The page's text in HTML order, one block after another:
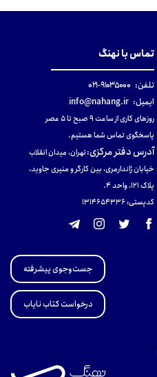
تماس با نهنگ
تلفن: ۹۱۰۳۵۰۰۰-۰۲۱
ایمیل: info@nahang.ir
روزهای کاری از ساعت ۹ صبح تا ۵ عصر
پاسخگوی تماس شما هستیم.
آدرس دفتر مرکزی:تهران، میدان انقلاب
خیابان ژاندارمری، بین کارگر و منیری جاوید،
پلاک 121، واحد ۴.
کدپستی: 131465433۶
جست‌وجوی پیشرفته
درخواست کتاب نایاب